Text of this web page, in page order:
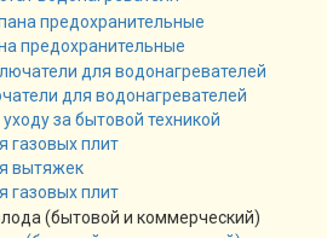
предохранительные
для водонагревателей
за бытовой техникой
газовых плит
вытяжек
газовых плит